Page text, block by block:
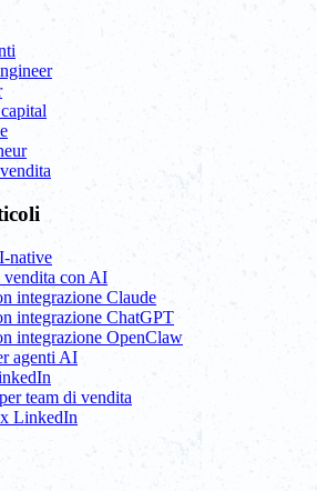
native
con AI
integrazione Claude
integrazione ChatGPT
integrazione OpenClaw
agenti AI
team di vendita
LinkedIn